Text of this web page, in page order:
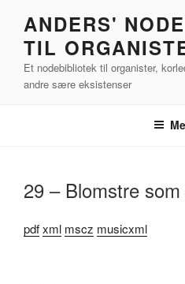
indhold
ANDERS'
TIL
Et nodebibliotek til organister,
andre sære eksistenser
29 – Blomstre
pdfxml mscz musicxml